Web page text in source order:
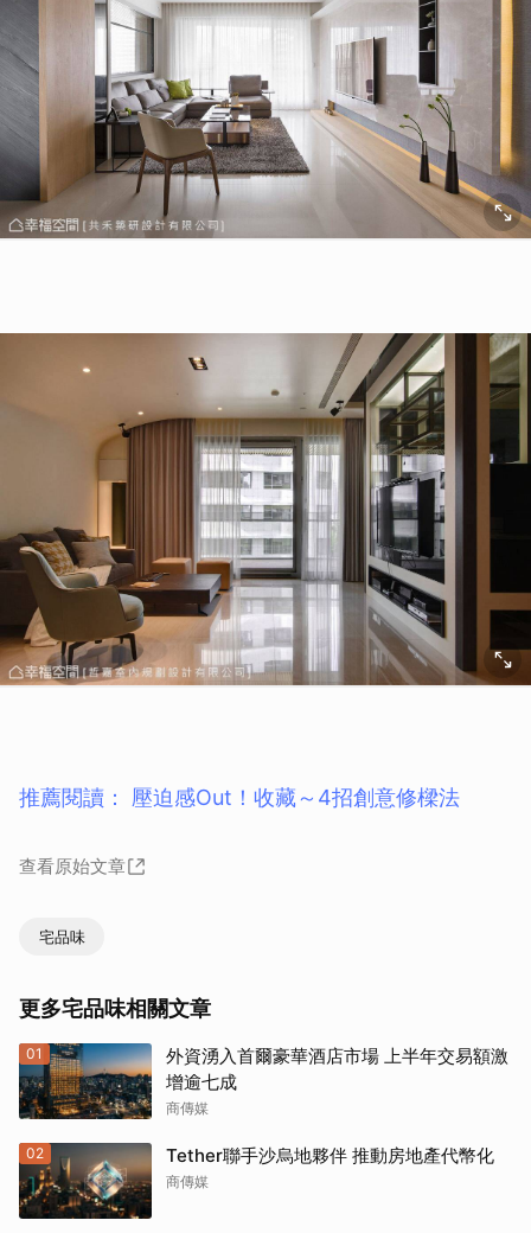
推薦閱讀： 壓迫感Out！收藏～4招創意修樑法
查看原始文章
宅品味
更多宅品味相關文章
01
外資湧入首爾豪華酒店市場 上半年交易額激
增逾七成
商傳媒
02 Tether聯手沙烏地夥伴 推動房地產代幣化
商傳媒
取消